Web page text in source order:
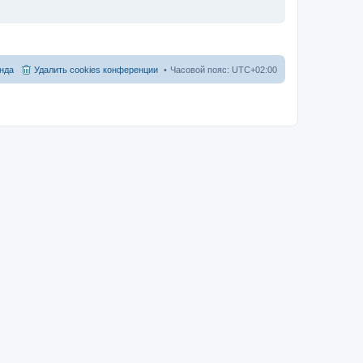
Часовой пояс: UTC+02:00
Удалить cookies конференции